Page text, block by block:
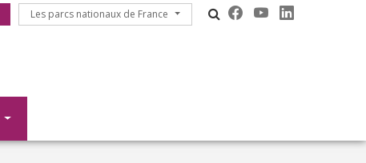
Les parcs nationaux de France
Les parcs nationaux de France